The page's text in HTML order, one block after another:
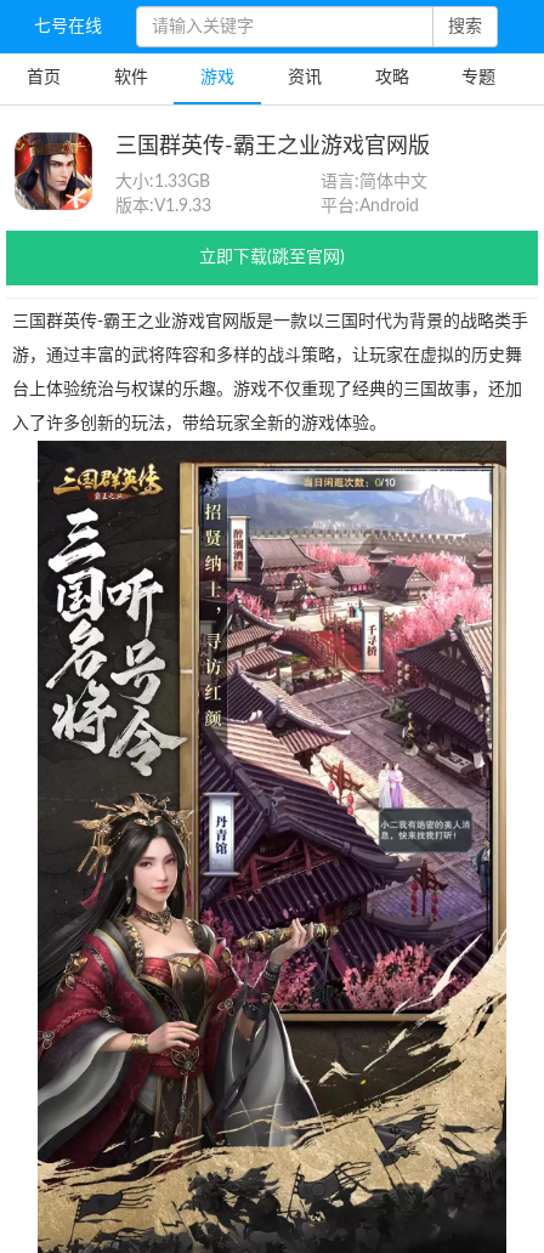
七号在线 搜索
首页 软件 游戏 资讯 攻略 专题
三国群英传-霸王之业游戏官网版
大小:1.33GB 语言:简体中文
版本:V1.9.33 平台:Android
立即下载(跳至官网)
三国群英传-霸王之业游戏官网版是一款以三国时代为背景的战略类手
游，通过丰富的武将阵容和多样的战斗策略，让玩家在虚拟的历史舞
台上体验统治与权谋的乐趣。游戏不仅重现了经典的三国故事，还加
入了许多创新的玩法，带给玩家全新的游戏体验。